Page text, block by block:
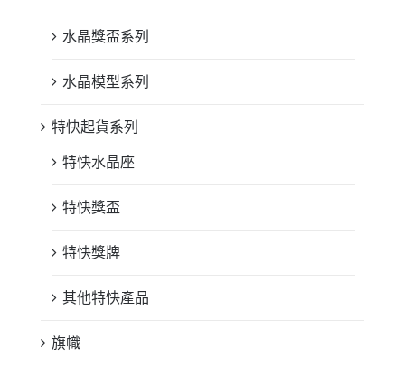
水晶獎盃系列
水晶模型系列
特快起貨系列
特快水晶座
特快獎盃
特快獎牌
其他特快產品
旗幟